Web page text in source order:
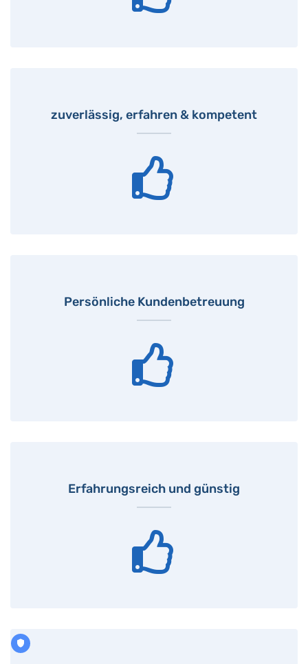
zuverlässig, erfahren & kompetent
Persönliche Kundenbetreuung
Erfahrungsreich und günstig